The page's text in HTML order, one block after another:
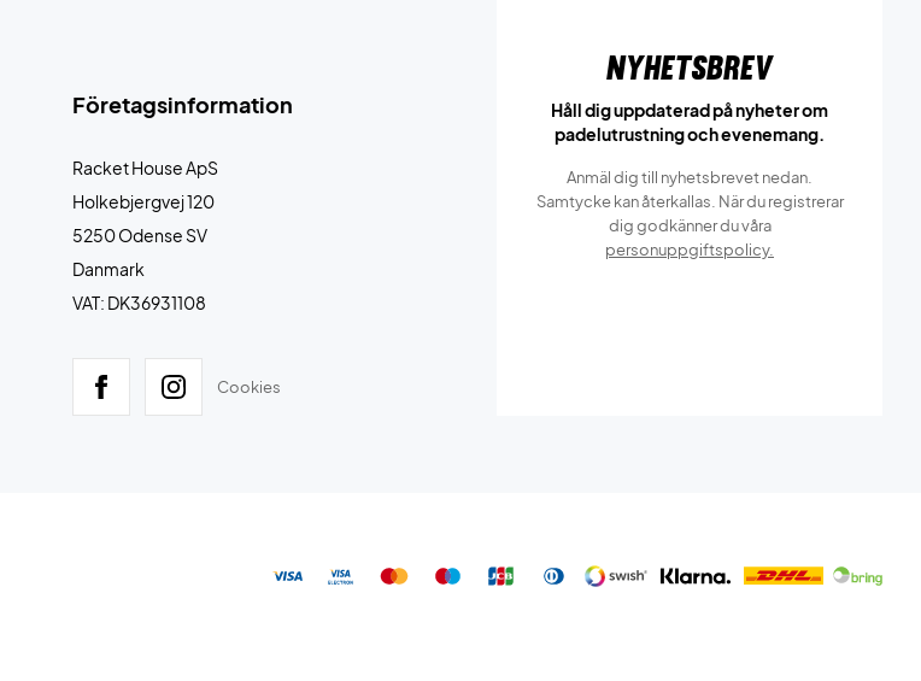
Företagsinformation
Racket House ApS
Holkebjergvej 120
5250 Odense SV
Danmark
VAT: DK36931108
Cookies
Nyhetsbrev
Håll dig uppdaterad på nyheter om
padelutrustning och evenemang.
Anmäl dig till nyhetsbrevet nedan.
Samtycke kan återkallas. När du registrerar
dig godkänner du våra
personuppgiftspolicy.